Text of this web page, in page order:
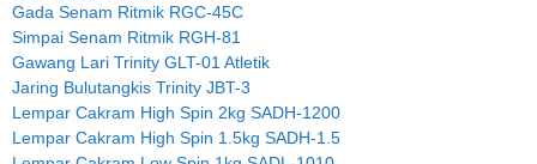
Gada Senam Ritmik RGC-45C
Simpai Senam Ritmik RGH-81
Gawang Lari Trinity GLT-01 Atletik
Jaring Bulutangkis Trinity JBT-3
Lempar Cakram High Spin 2kg SADH-1200
Lempar Cakram High Spin 1.5kg SADH-1.5